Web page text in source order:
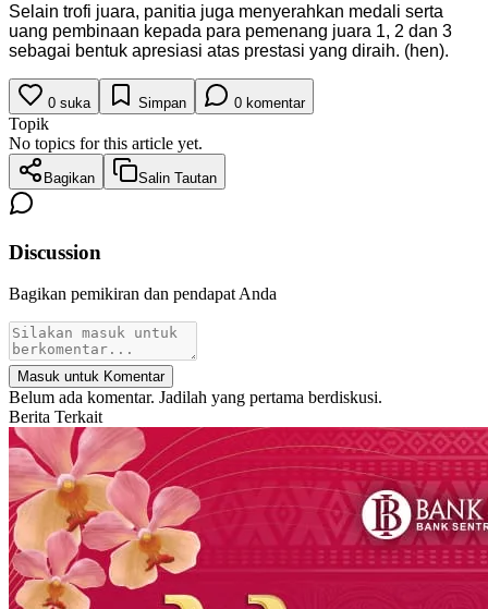
Selain trofi juara, panitia juga menyerahkan medali serta
uang pembinaan kepada para pemenang juara 1, 2 dan 3
sebagai bentuk apresiasi atas prestasi yang diraih. (hen).
0 suka Simpan 0 komentar
Topik
No topics for this article yet.
Bagikan Salin Tautan
Discussion
Bagikan pemikiran dan pendapat Anda
Masuk untuk Komentar
Belum ada komentar. Jadilah yang pertama berdiskusi.
Berita Terkait